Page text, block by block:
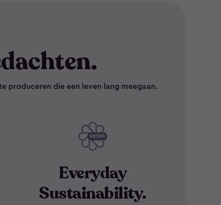
produceren die een leven lang meegaan.
Everyday
Sustainability.